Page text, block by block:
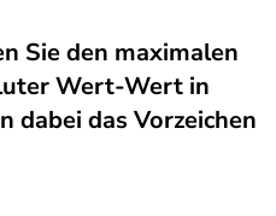
Sie den maximalen
Wert-Wert in
dabei das Vorzeichen